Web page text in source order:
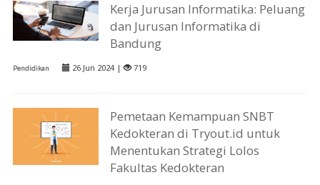
Kerja Jurusan Informatika: Peluang
dan Jurusan Informatika di
Bandung
Pendidikan 26 Jun 2024 | 719
Pemetaan Kemampuan SNBT
Kedokteran di Tryout.id untuk
Menentukan Strategi Lolos
Fakultas Kedokteran